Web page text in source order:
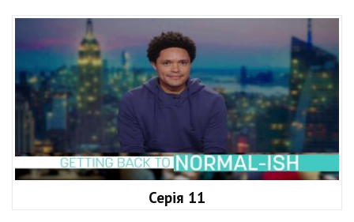
Серія 11